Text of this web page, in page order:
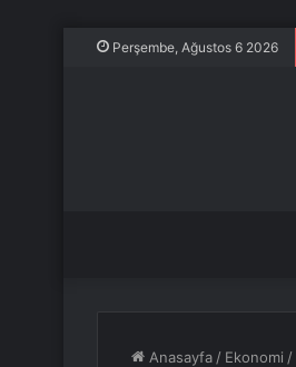
Perşembe, Ağustos 6 2026
Anasayfa / Ekonomi /